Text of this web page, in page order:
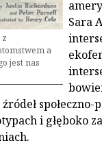
a
jest nas
Sara
i głęboko